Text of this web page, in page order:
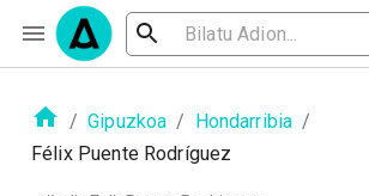
/ Gipuzkoa / Hondarribia /
Félix Puente Rodríguez